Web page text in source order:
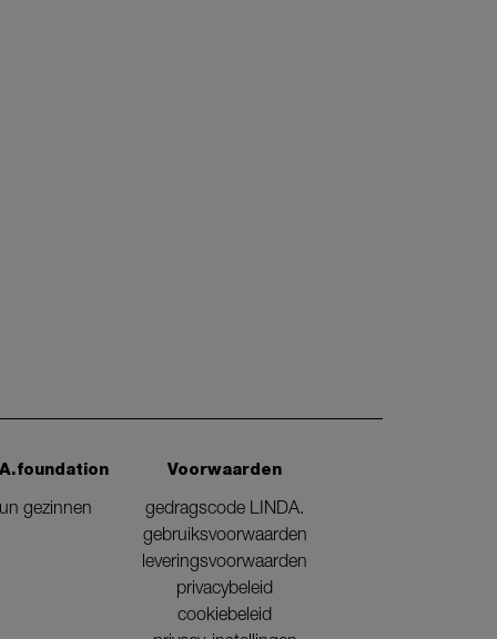
gezinnen
Voorwaarden
gedragscode LINDA.
gebruiksvoorwaarden
leveringsvoorwaarden
privacybeleid
cookiebeleid